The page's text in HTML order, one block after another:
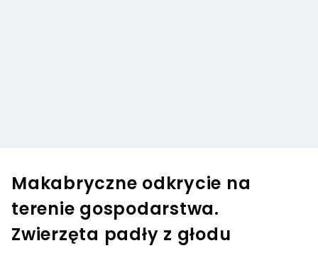
Makabryczne odkrycie na
terenie gospodarstwa.
Zwierzęta padły z głodu